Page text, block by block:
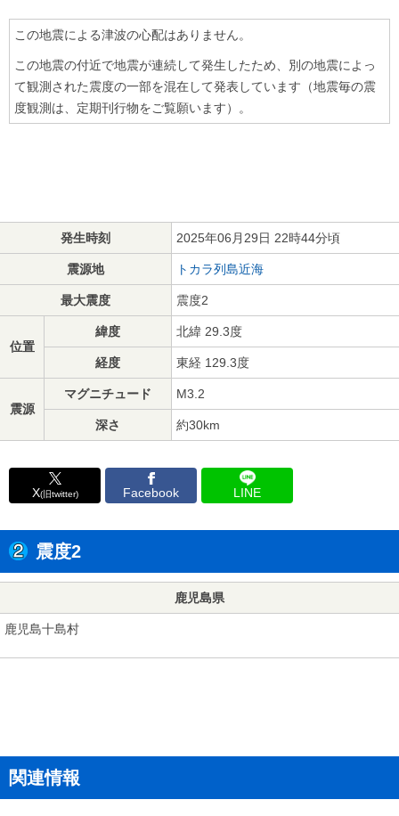
この地震による津波の心配はありません。
この地震の付近で地震が連続して発生したため、別の地震によっ
て観測された震度の一部を混在して発表しています（地震毎の震
度観測は、定期刊行物をご覧願います）。
発生時刻 2025年06月29日 22時44分頃
震源地 トカラ列島近海
最大震度 震度2
位置
緯度 北緯 29.3度
経度 東経 129.3度
震源
マグニチュード M3.2
深さ 約30km
X(旧twitter) Facebook LINE
震度2
鹿児島県
鹿児島十島村
関連情報